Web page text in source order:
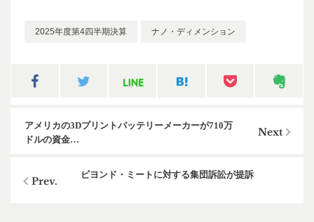
2025年度第4四半期決算 ナノ・ディメンション
アメリカの3Dプリントバッテリーメーカーが710万
ドルの資金…
ビヨンド・ミートに対する集団訴訟が提訴